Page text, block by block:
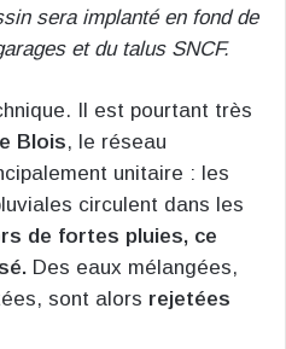
sera implanté en fond de
et du talus SNCF.
Il est pourtant très
Blois, le réseau
unitaire : les
circulent dans les
de fortes pluies, ce
Des eaux mélangées,
sont alors rejetées